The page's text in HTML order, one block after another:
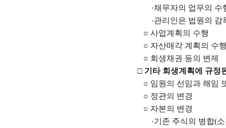
·채무자의 업무의 수
·관리인은 법원의 감
○사업계획의 수행
○ 자산매각 계획의 수
○ 회생채권 등의 변제
□ 기타 회생계획에 규정
○ 임원의 선임과 해임
○ 정관의 변경
○ 자본의 변경
·기존 주식의 병합(